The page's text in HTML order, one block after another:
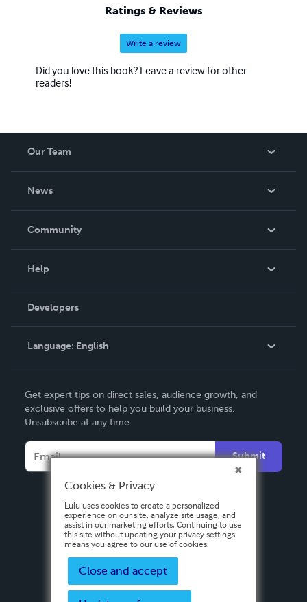
Ratings & Reviews
Write a review
Did you love this book? Leave a review for other
readers!
Our Team
News
In The News
Community
Podcast
Help
Order Lookup
Knowledge Base
Contact Support
Developers
Language: English
Deutsch
Français
Español
Get expert tips on direct sales, audience growth, and
exclusive offers to help you build your business.
Unsubscribe at any time.
Submit
Cookies & Privacy
Lulu uses cookies to create a personalized
experience on our site, analyze site usage, and
assist in our marketing efforts. Continuing to use
this site without updating your privacy settings
means you agree to our use of cookies.
Close and accept